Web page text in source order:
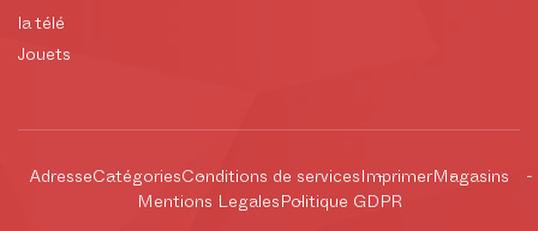
la télé
Jouets
Adresse Catégories Conditions de services Imprimer Magasins
Mentions Legales Politique GDPR